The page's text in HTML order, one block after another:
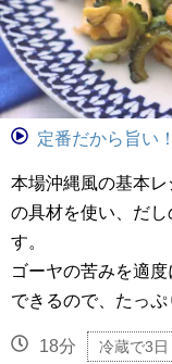
定番だから旨い
本場沖縄風の基本
の具材を使い、だ
す。
ゴーヤの苦みを適
できるので、たっぷ
18分 冷蔵で3日